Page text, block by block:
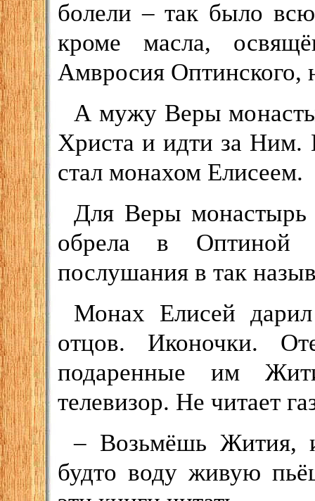
болели – так было
кроме масла,
Амвросия Оптинского,
А мужу Веры
Христа и идти за
стал монахом Елисеем.
Для Веры монастырь
обрела в Оптиной
послушания в так
Монах Елисей
отцов. Иконочки.
подаренные им
телевизор. Не читает
– Возьмёшь Жития,
будто воду живую